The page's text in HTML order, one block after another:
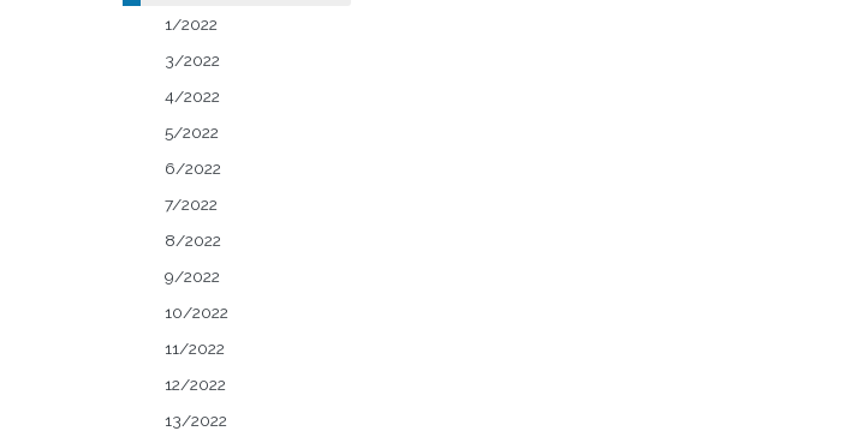
1/2022
3/2022
4/2022
5/2022
6/2022
7/2022
8/2022
9/2022
10/2022
11/2022
12/2022
13/2022